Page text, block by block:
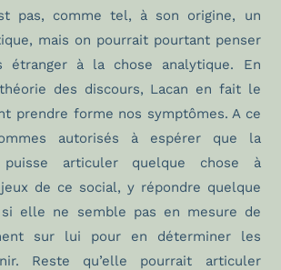
pas, comme tel, à son origine, un
mais on pourrait pourtant penser
étranger à la chose analytique. En
des discours, Lacan en fait le
prendre forme nos symptômes. A ce
autorisés à espérer que la
puisse articuler quelque chose à
de ce social, y répondre quelque
si elle ne semble pas en mesure de
sur lui pour en déterminer les
Reste qu’elle pourrait articuler